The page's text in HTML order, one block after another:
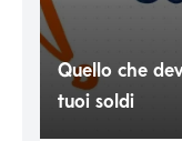
Quello che
tuoi soldi